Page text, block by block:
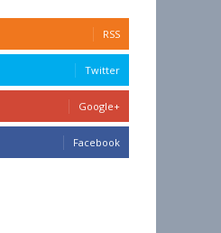
RSS
Twitter
Google+
Facebook